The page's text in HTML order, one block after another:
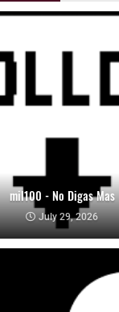
mil100 - No Digas Mas
July 29, 2026